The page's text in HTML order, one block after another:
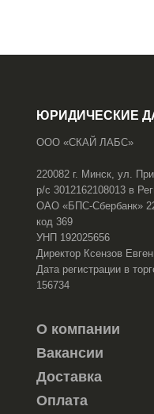
ЮРИДИЧЕСКИЕ
ООО «СКАЙ ЛАБС»
220082 г. Минск, ул.
р/с 3012162108013 в
ОАО «БПС-Сбербанк»
код 369
УНП 192025656
Директор Ксензов
Дата регистрации в
156734
О компании
Вакансии
Доставка
Оплата